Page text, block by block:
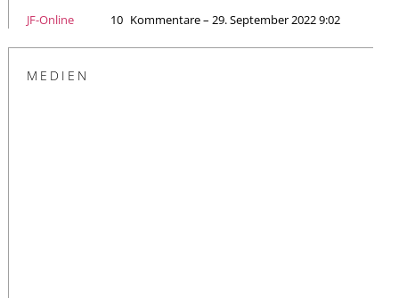
JF-Online 10 Kommentare – 29. September 2022 9:02
MEDIEN